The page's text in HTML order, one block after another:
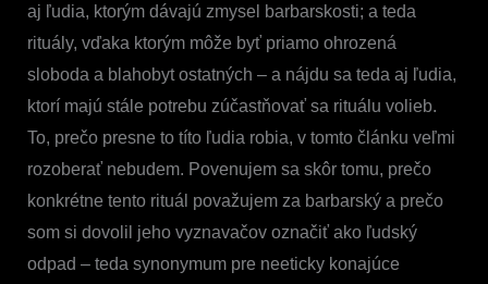
aj ľudia, ktorým dávajú zmysel barbarskosti; a teda
rituály, vďaka ktorým môže byť priamo ohrozená
sloboda a blahobyt ostatných – a nájdu sa teda aj ľudia,
ktorí majú stále potrebu zúčastňovať sa rituálu volieb.
To, prečo presne to títo ľudia robia, v tomto článku veľmi
rozoberať nebudem. Povenujem sa skôr tomu, prečo
konkrétne tento rituál považujem za barbarský a prečo
som si dovolil jeho vyznavačov označiť ako ľudský
odpad – teda synonymum pre neeticky konajúce